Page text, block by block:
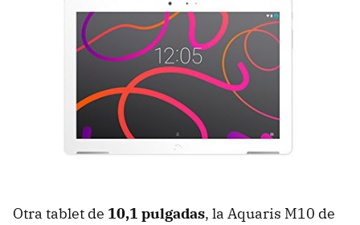
Otra tablet de 10,1 pulgadas, la Aquaris M10 de